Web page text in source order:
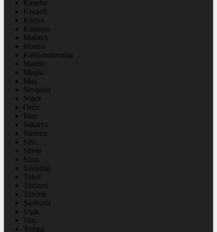
Kırşehir
Kocaeli
Konya
Kütahya
Malatya
Manisa
Kahramanmaraş
Mardin
Muğla
Muş
Nevşehir
Niğde
Ordu
Rize
Sakarya
Samsun
Siirt
Sinop
Sivas
Tekirdağ
Tokat
Trabzon
Tunceli
Şanlıurfa
Uşak
Van
Yozgat